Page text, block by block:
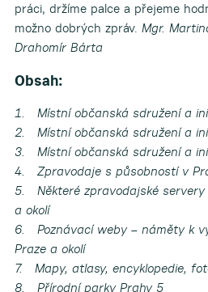
práci, držíme palce a přejeme
možno dobrých zpráv. Mgr.
Drahomír Bárta
Obsah:
1. Místní občanská sdružení a
2. Místní občanská sdružení a
3. Místní občanská sdružení a
4. Zpravodaje s působností v
5. Některé zpravodajské
a okolí
6. Poznávací weby – náměty k
Praze a okolí
7. Mapy, atlasy, encyklopedie,
8. Přírodní parky Prahy 5